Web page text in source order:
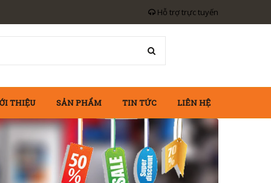
Hỗ trợ trực tuyến
THIỆU SẢN PHẨM TIN TỨC LIÊN HỆ